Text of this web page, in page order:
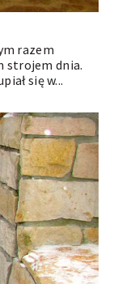
razem
strojem dnia.
się w...